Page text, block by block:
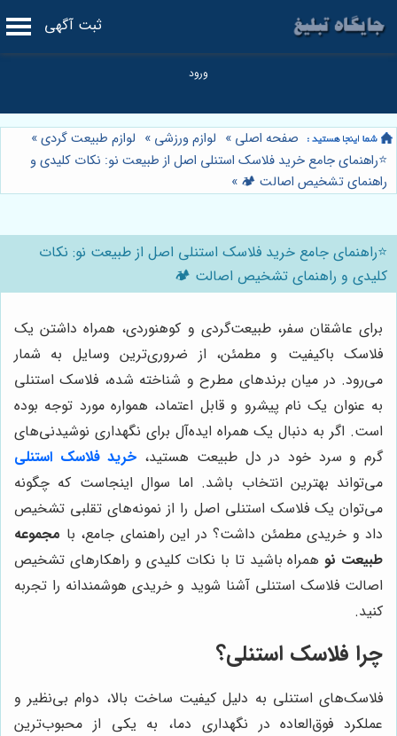
ثبت آگهی
صفحه اصلی » لوازم ورزشی » لوازم طبیعت گردی»
⭐️راهنمای جامع خرید فلاسک استنلی اصل از طبیعت نو: نکات کلیدی و
راهنمای تشخیص اصالت 🏕️ »
⭐️راهنمای جامع خرید فلاسک استنلی اصل از طبیعت نو: نکات
کلیدی و راهنمای تشخیص اصالت 🏕️
برای عاشقان سفر، طبیعت‌گردی و کوهنوردی، همراه داشتن یک
فلاسک باکیفیت و مطمئن، از ضروری‌ترین وسایل به شمار
می‌رود. در میان برندهای مطرح و شناخته شده، فلاسک استنلی
به عنوان یک نام پیشرو و قابل اعتماد، همواره مورد توجه بوده
است. اگر به دنبال یک همراه ایده‌آل برای نگهداری نوشیدنی‌های
گرم و سرد خود در دل طبیعت هستید، خرید فلاسک استنلی
می‌تواند بهترین انتخاب باشد. اما سوال اینجاست که چگونه
می‌توان یک فلاسک استنلی اصل را از نمونه‌های تقلبی تشخیص
داد و خریدی مطمئن داشت؟ در این راهنمای جامع، با مجموعه
طبیعت نوهمراه باشید تا با نکات کلیدی و راهکارهای تشخیص
اصالت فلاسک استنلی آشنا شوید و خریدی هوشمندانه را تجربه
کنید.
چرا فلاسک استنلی؟
فلاسک‌های استنلی به دلیل کیفیت ساخت بالا، دوام بی‌نظیر و
عملکرد فوق‌العاده در نگهداری دما، به یکی از محبوب‌ترین